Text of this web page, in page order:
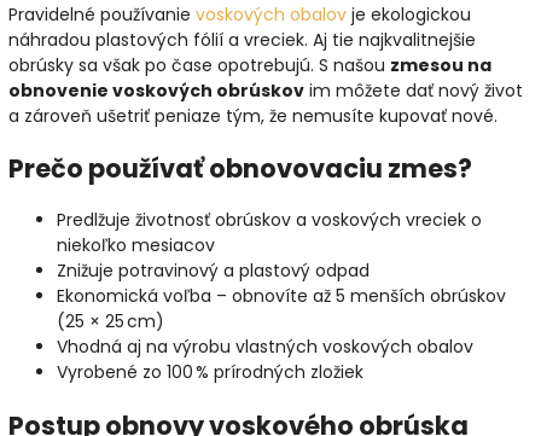
Pravidelné používanie voskových obalov je ekologickou
náhradou plastových fólií a vreciek. Aj tie najkvalitnejšie
obrúsky sa však po čase opotrebujú. S našou zmesou na
obnovenie voskových obrúskov im môžete dať nový život
a zároveň ušetriť peniaze tým, že nemusíte kupovať nové.
Prečo používať obnovovaciu zmes?
Predlžuje životnosť obrúskov a voskových vreciek o
niekoľko mesiacov
Znižuje potravinový a plastový odpad
Ekonomická voľba – obnovíte až 5 menších obrúskov
(25 × 25 cm)
Vhodná aj na výrobu vlastných voskových obalov
Vyrobené zo 100 % prírodných zložiek
Postup obnovy voskového obrúska